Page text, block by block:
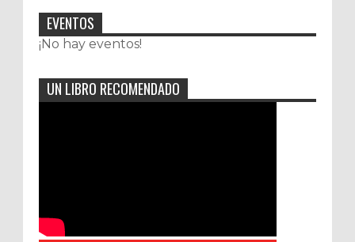
EVENTOS
¡No hay eventos!
UN LIBRO RECOMENDADO